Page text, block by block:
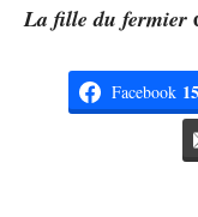
La fille du fermier
Facebook 15